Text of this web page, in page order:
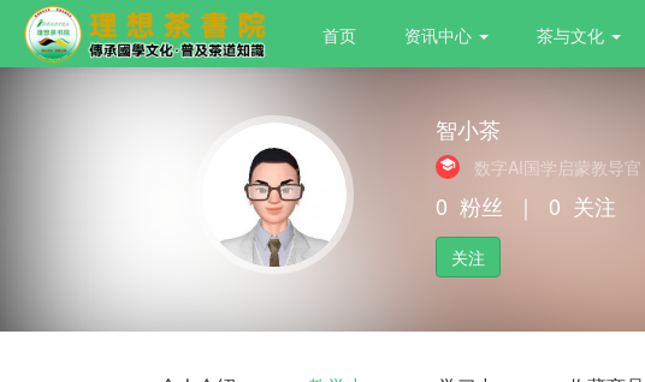
首页 资讯中心 茶与文化
智小茶
数字AI国学启蒙教导官
0 粉丝 ｜ 0 关注
关注